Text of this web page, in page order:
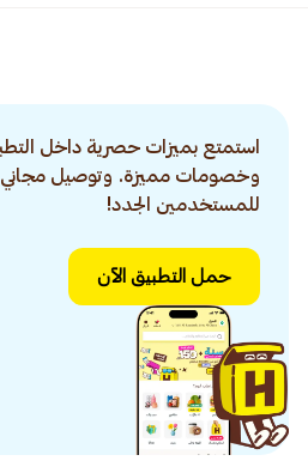
استمتع بميزات حصرية داخل
وخصومات مميزة. وتوصيل مجاني
للمستخدمين الجدد!
حمل التطبيق الآن